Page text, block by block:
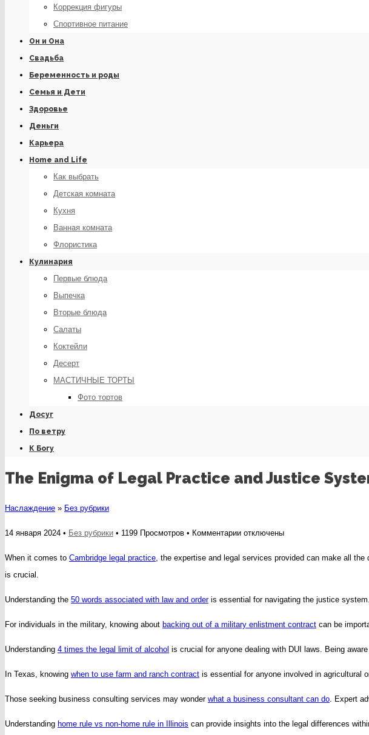
Коррекция фигуры
Спортивное питание
Он и Она
Свадьба
Беременность и роды
Семья и Дети
Здоровье
Деньги
Карьера
Home and Life
Как выбрать
Детская комната
Кухня
Ванная комната
Флористика
Кулинария
Первые блюда
Выпечка
Вторые блюда
Салаты
Коктейли
Десерт
МАСТИЧНЫЕ ТОРТЫ
Фото тортов
Досуг
По ветру
К Богу
The Enigma of Legal Practice and Justice
Наслаждение » Без рубрики
14 января 2024 • Без рубрики • 1199 Просмотров • Комментариик
of
and
отключены
When it comes to Cambridge legal practice , the expertise and legal services provided can make all
is crucial.
Understanding the 50 words associated with law and orderis essential for navigating the justice
For individuals in the military, knowing about backing out of a military enlistment contract can be
Understanding 4 times the legal limit of alcohol is crucial for anyone dealing with DUI laws. Being
In Texas, knowing when to use farm and ranch contract is essential for anyone involved in agricultural
Those seeking business consulting services may wonder what a business consultant can do . Expert
Understanding home rule vs non-home rule in Illinois can provide insights into the legal differences